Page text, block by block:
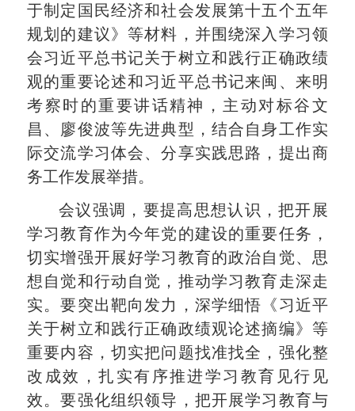
于制定国民经济和社会发展第十五个五年
规划的建议》等材料，并围绕深入学习领
会习近平总书记关于树立和践行正确政绩
观的重要论述和习近平总书记来闽、来明
考察时的重要讲话精神，主动对标谷文
昌、廖俊波等先进典型，结合自身工作实
际交流学习体会、分享实践思路，提出商
务工作发展举措。
会议强调，要提高思想认识，把开展
学习教育作为今年党的建设的重要任务，
切实增强开展好学习教育的政治自觉、思
想自觉和行动自觉，推动学习教育走深走
实。要突出靶向发力，深学细悟《习近平
关于树立和践行正确政绩观论述摘编》等
重要内容，切实把问题找准找全，强化整
改成效，扎实有序推进学习教育见行见
效。要强化组织领导，把开展学习教育与